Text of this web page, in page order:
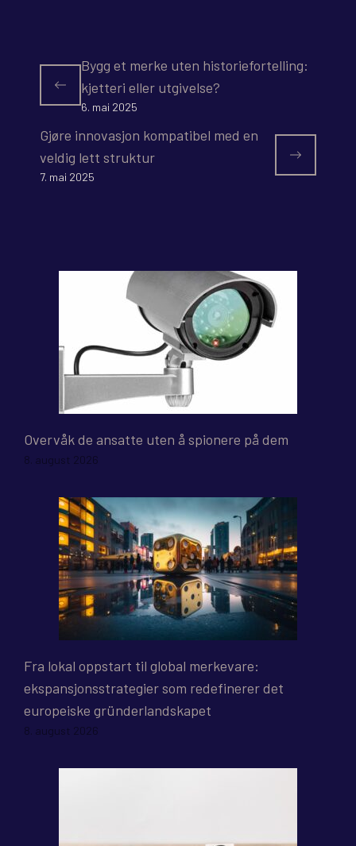
Bygg et merke uten historiefortelling:
kjetteri eller utgivelse?
6. mai 2025
Gjøre innovasjon kompatibel med en
veldig lett struktur
7. mai 2025
Overvåk de ansatte uten å spionere på dem
8. august 2026
Fra lokal oppstart til global merkevare:
ekspansjonsstrategier som redefinerer det
europeiske gründerlandskapet
8. august 2026